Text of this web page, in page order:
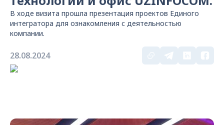
В ходе визита прошла презентация проектов Единого
интегратора для ознакомления с деятельностью
компании.
28.08.2024